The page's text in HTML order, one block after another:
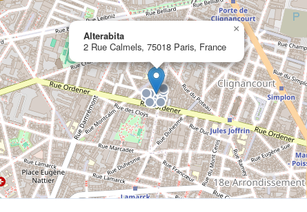
Alterabita
2 Rue Calmels, 75018 Paris, France
×